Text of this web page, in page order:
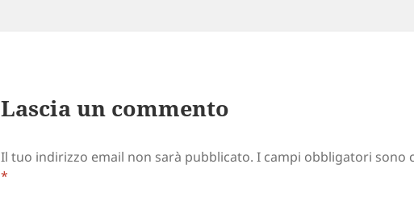
Lascia un commento
Il tuo indirizzo email non sarà pubblicato. I campi obbligatori sono
*